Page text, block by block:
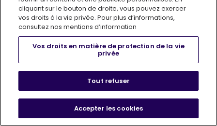
4. Protection de la vie privée des enfants
Nos Services s’adressent aux adultes et ne sont
pas destinés aux enfants. Nous ne recueillons pas
sciemment de renseignements personnels auprès
d’enfants au sens des lois locales. Si nous
cliquant sur le bouton de droite, vous pouvez exercer
vos droits à la vie privée. Pour plus d’informations,
consultez nos mentions d’information
Vos droits en matière de protection de la vie
privée
Tout refuser
Accepter les cookies